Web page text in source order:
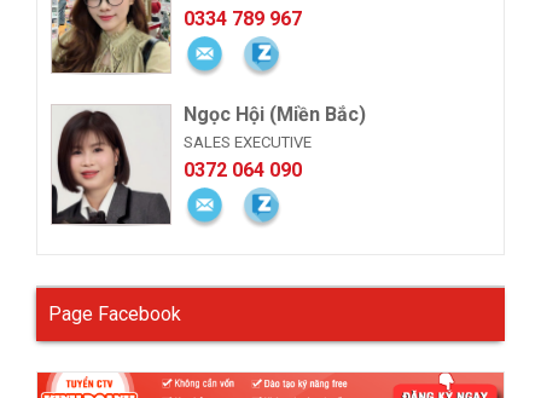
0334 789 967
Ngọc Hội (Miền Bắc)
SALES EXECUTIVE
0372 064 090
Page Facebook